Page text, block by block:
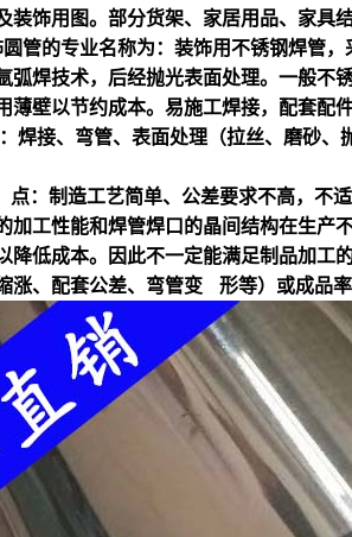
装饰用图。部分货架、家居用品、家具
圆管的专业名称为：装饰用不锈钢焊管
弧焊技术，后经抛光表面处理。一般不
薄壁以节约成本。易施工焊接，配套配
焊接、弯管、表面处理（拉丝、磨砂、
简单、公差要求不高，不适合制
加工性能和焊管焊口的晶间结构在生
降低成本。因此不一定能满足制品加工
涨、配套公差、弯管变 形等）或成品